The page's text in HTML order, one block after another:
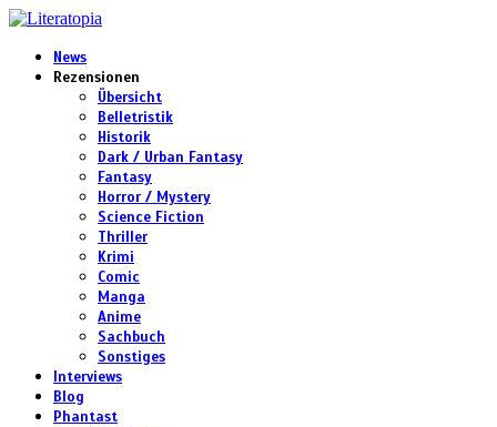
News
Rezensionen
Übersicht
Belletristik
Historik
Dark / Urban Fantasy
Fantasy
Horror / Mystery
Science Fiction
Thriller
Krimi
Comic
Manga
Anime
Sachbuch
Sonstiges
Interviews
Blog
Phantast